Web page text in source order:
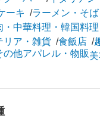
ーキ
ラーメン・そ
・中華料理・韓国料理
リア・雑貨 食飯店
の他アパレル・物販